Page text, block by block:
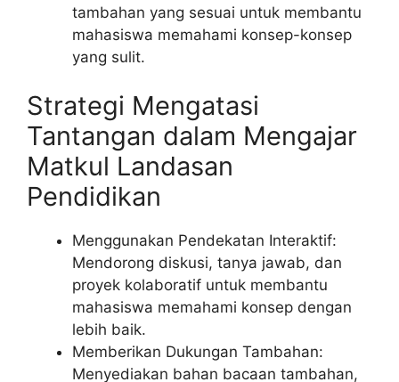
tambahan yang sesuai untuk membantu
mahasiswa memahami konsep-konsep
yang sulit.
Strategi Mengatasi
Tantangan dalam Mengajar
Matkul Landasan
Pendidikan
Menggunakan Pendekatan Interaktif:
Mendorong diskusi, tanya jawab, dan
proyek kolaboratif untuk membantu
mahasiswa memahami konsep dengan
lebih baik.
Memberikan Dukungan Tambahan:
Menyediakan bahan bacaan tambahan,